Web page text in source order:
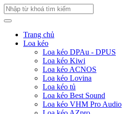
Trang chủ
Loa kéo
Loa kéo DPAu - DPUS
Loa kéo Kiwi
Loa kéo ACNOS
Loa kéo Lovina
Loa kéo tủ
Loa kéo Best Sound
Loa kéo VHM Pro Audio